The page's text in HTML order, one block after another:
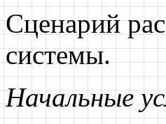
Сценарий
системы.
Начальные